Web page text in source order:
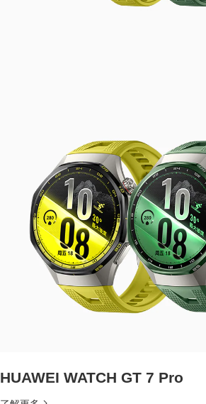
HUAWEI WATCH GT 7 Pro